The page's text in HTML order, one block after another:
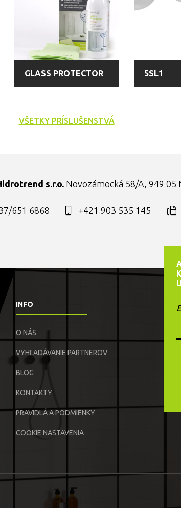
GLASS PROTECTOR 5SL1
VŠETKY PRÍSLUŠENSTVÁ
s.r.o.Novozámocká 58/A, 949 05
651 6868 +421 903 535 145
INFO
O NÁS
VYHĽADÁVANIE PARTNEROV
BLOG
KONTAKTY
PRAVIDLÁ A PODMIENKY
COOKIE NASTAVENIA